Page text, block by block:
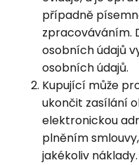
případně
zpracováváním.
osobních údajů
osobních údajů.
Kupující může
ukončit zasílání
elektronickou
plněním
jakékoliv náklady.